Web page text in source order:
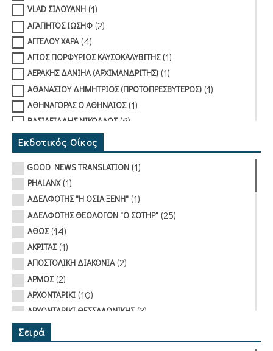
VLAD ΣΙΛΟΥΑΝΗ (1)
ΑΓΑΠΗΤΟΣ ΙΩΣΗΦ (2)
ΑΓΓΕΛΟΥ ΧΑΡΑ(4)
ΑΓΙΟΣ ΠΟΡΦΥΡΙΟΣ ΚΑΥΣΟΚΑΛΥΒΙΤΗΣ(1)
ΑΕΡΑΚΗΣ ΔΑΝΙΗΛ (ΑΡΧΙΜΑΝΔΡΙΤΗΣ) (1)
ΑΘΑΝΑΣΙΟΥ ΔΗΜΗΤΡΙΟΣ (ΠΡΩΤΟΠΡΕΣΒΥΤΕΡΟΣ) (1)
ΑΘΗΝΑΓΟΡΑΣ Ο ΑΘΗΝΑΙΟΣ(1)
ΒΑΣΙΛΕΙΑΔΗΣ ΝΙΚΟΛΑΟΣ(6)
ΒΙΓΓΟΠΟΥΛΟΥ ΜΥΡΣΙΝΗ
ΒΛΑΣΤΑΡΑΚΟΥ-ΜΕΤΑΞΑ ΤΙΝΑ(1)
ΓΑΛΑΝΟΠΟΥΛΟΥ ΛΗΔΑ(1)
ΓΚΙΟΥΡΤΖΙΑΝ ΜΑΡΙΑ
ΓΟΥΝΑΡΗ ΑΙΚΑΤΕΡΙΝΗ(1)
ΓΟΥΝΑΡΗ ΕΛΠΙΣ(1)
ΔΑΝΙΑΣ ΓΙΩΡΓΟΣ
ΔΕΔΟΥΣΗ ΑΣΗΜΙΝΑ
ΔΕΛΕΧΑ ΑΓΓΕΛΙΚΗ(1)
ΔΕΛΤΑ ΠΗΝΕΛΟΠΗ
ΔΙΑΜΑΝΤΟΠΟΥΛΟΣ ΛΕΩΝΙΔΑΣ (ΑΡΧΙΜΑΝΔΡΙΤΗΣ)
ΔΙΑΦΟΡΟΙ(1)
ΔΟΜΟΥΧΤΣΗΣ ΜΑΡΙΟΣ
ΔΟΡΜΠΑΡΑΚΗΣ ΣΤΕΦΑΝΟΣ(1)
Εκδοτικός Οίκος
GOOD NEWS TRANSLATION (1)
PHALANX(1)
ΑΔΕΛΦΟΤΗΣ "Η ΟΣΙΑ ΞΕΝΗ" (1)
ΑΔΕΛΦΟΤΗΣ ΘΕΟΛΟΓΩΝ "Ο ΣΩΤΗΡ" (25)
ΑΘΩΣ(14)
ΑΚΡΙΤΑΣ(1)
ΑΠΟΣΤΟΛΙΚΗ ΔΙΑΚΟΝΙΑ(2)
ΑΡΜΟΣ(2)
ΑΡΧΟΝΤΑΡΙΚΙ (10)
ΑΡΧΟΝΤΑΡΙΚΙ ΘΕΣΣΑΛΟΝΙΚΗΣ(3)
ΕΑΡ(20)
ΕΚΔΟΣΕΙΣ ΚΑΣΤΡΟ(1)
Σειρά